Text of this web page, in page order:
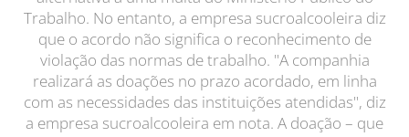
Trabalho. No entanto, a empresa sucroalcooleira diz
que o acordo não significa o reconhecimento de
violação das normas de trabalho. "A companhia
realizará as doações no prazo acordado, em linha
com as necessidades das instituições atendidas", diz
a empresa sucroalcooleira em nota. A doação – que